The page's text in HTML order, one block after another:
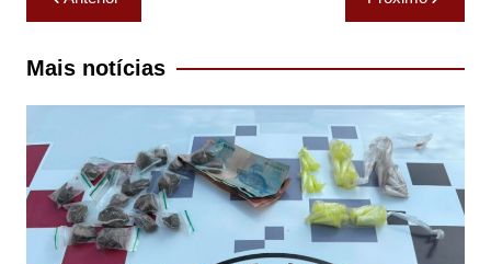
de
Post
Mais notícias